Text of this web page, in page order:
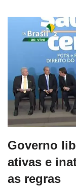
Governo
ativas e
as regras